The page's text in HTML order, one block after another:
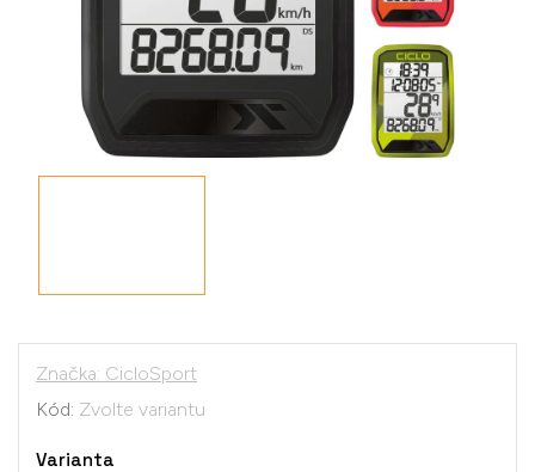
Značka: CicloSport
Kód: Zvolte variantu
Varianta